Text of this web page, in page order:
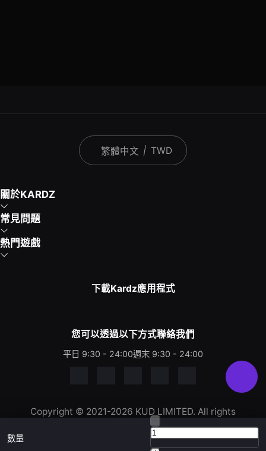
數量
繁體中文 | TWD
關於KARDZ
常見問題
熱門遊戲
下載Kardz應用程式
您可以透過以下方式聯絡我們
平日 9:30 - 24:00週末 9:30 - 24:00
Copyright © 2021-2026 KUD LIMITED. All rights
reserved.